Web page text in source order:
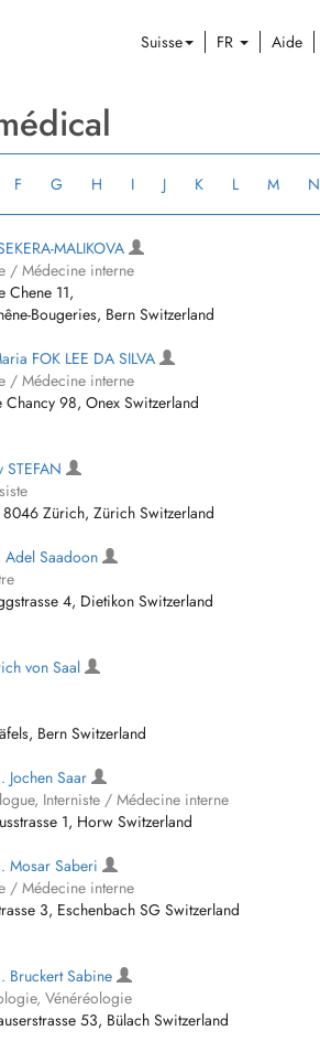
Suisse FR Aide
F G H I J K L M N
MALIKOVA
/ Médecine interne
Chene 11,
Bougeries, Bern Switzerland
FOK LEE DA SILVA
/ Médecine interne
Chancy 98, Onex Switzerland
STEFAN
Zürich, Zürich Switzerland
Adel Saadoon
4, Dietikon Switzerland
von Saal
Bern Switzerland
Jochen Saar
Interniste / Médecine interne
1, Horw Switzerland
Mosar Saberi
/ Médecine interne
3, Eschenbach SG Switzerland
Bruckert Sabine
Vénéréologie
53, Bülach Switzerland